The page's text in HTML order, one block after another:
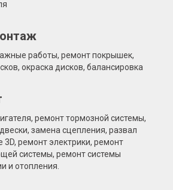
работы, ремонт покрышек,
окраска дисков, балансировка
ремонт тормозной системы,
замена сцепления, развал
3D, ремонт электрики, ремонт
системы, ремонт системы
и отопления.